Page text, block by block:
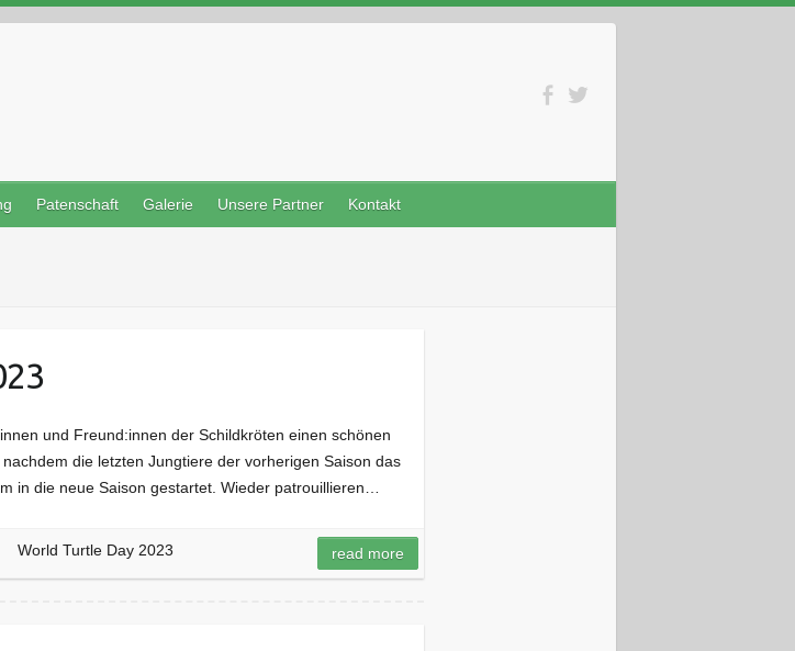
Patenschaft Galerie Unsere Partner Kontakt
und Freund:innen der Schildkröten einen schönen
die letzten Jungtiere der vorherigen Saison das
in die neue Saison gestartet. Wieder patrouillieren…
World Turtle Day 2023 read more